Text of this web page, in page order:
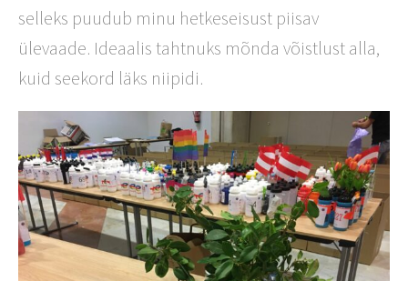
selleks puudub minu hetkeseisust piisav
ülevaade. Ideaalis tahtnuks mõnda võistlust alla,
kuid seekord läks niipidi.